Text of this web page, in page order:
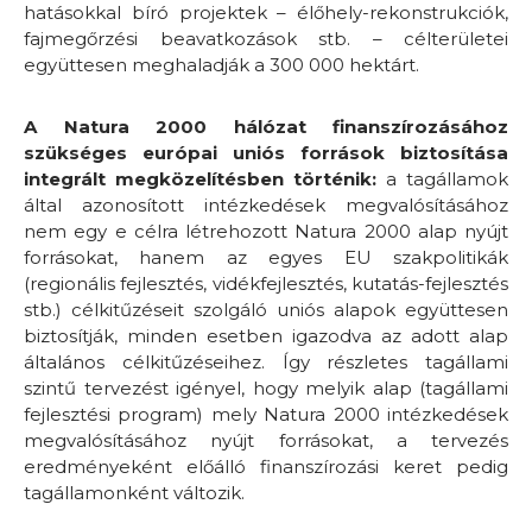
hatásokkal bíró projektek – élőhely-rekonstrukciók,
fajmegőrzési beavatkozások stb. – célterületei
együttesen meghaladják a 300 000 hektárt.
A Natura 2000 hálózat finanszírozásához
szükséges európai uniós források biztosítása
integrált megközelítésben történik: a tagállamok
által azonosított intézkedések megvalósításához
nem egy e célra létrehozott Natura 2000 alap nyújt
forrásokat, hanem az egyes EU szakpolitikák
(regionális fejlesztés, vidékfejlesztés, kutatás-fejlesztés
stb.) célkitűzéseit szolgáló uniós alapok együttesen
biztosítják, minden esetben igazodva az adott alap
általános célkitűzéseihez. Így részletes tagállami
szintű tervezést igényel, hogy melyik alap (tagállami
fejlesztési program) mely Natura 2000 intézkedések
megvalósításához nyújt forrásokat, a tervezés
eredményeként előálló finanszírozási keret pedig
tagállamonként változik.